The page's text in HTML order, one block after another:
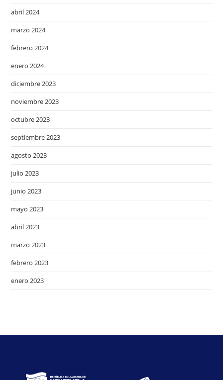
abril 2024
marzo 2024
febrero 2024
enero 2024
diciembre 2023
noviembre 2023
octubre 2023
septiembre 2023
agosto 2023
julio 2023
junio 2023
mayo 2023
abril 2023
marzo 2023
febrero 2023
enero 2023